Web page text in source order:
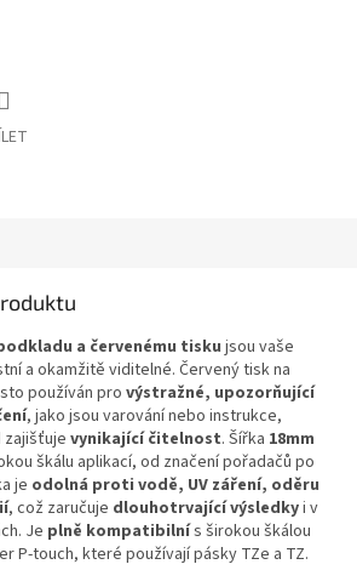
a červenému tisku jsou vaše
a okamžitě viditelné. Červený tisk na
používán pro výstražné, upozorňující
, jako jsou varování nebo instrukce,
zajišťuje vynikající čitelnost. Šířka 18mm
škálu aplikací, od značení pořadačů po
je odolná proti vodě, UV záření, oděru
, což zaručuje dlouhotrvající výsledkyi v
Je plně kompatibilnís širokou škálou
P-touch, které používají pásky TZe a TZ.